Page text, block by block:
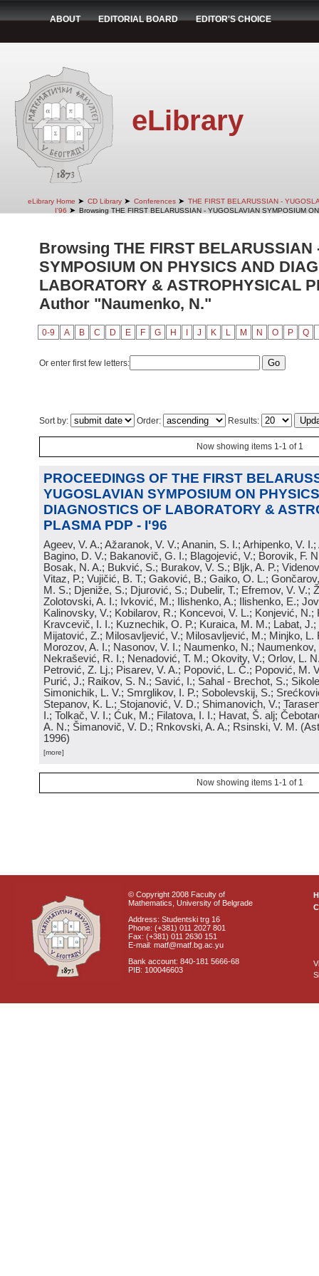
ABOUT EDITORIAL BOARD EDITOR'S CHOICE
eLibrary
eLibrary Home ➤ CD Library ➤ Conferences ➤ THE FIRST BELARUSSIAN -
I'96 ➤ Browsing THE FIRST BELARUSSIAN - YUGOSLAVIAN SYMPOSIUM
Browsing THE FIRST BELARUSSIAN
SYMPOSIUM ON PHYSICS AND
LABORATORY & ASTROPHYSICAL
Author "Naumenko, N."
0-9 A B C D E F G H J K L M N O P Q
Or enter first few letters:
Sort by: Order: Results:
Now showing items 1-1 of 1
PROCEEDINGS OF THE FIRST
YUGOSLAVIAN SYMPOSIUM ON
DIAGNOSTICS OF LABORATORY &
PLASMA PDP - I'96
Ageev, V. A.; Ažaranok, V. V.; Ananin, S. I.; Arhipenko, V.
Bagino, D. V.; Bakanovič, G. I.; Blagojević, V.; Borovik, F.
Bosak, N. A.; Bukvić, S.; Burakov, V. S.; Bljk, A. P.;
Vitaz, P.; Vujičić, B. T.; Gaković, B.; Gaiko, O. L.;
M. S.; Djeniže, S.; Djurović, S.; Dubelir, T.; Efremov, V. V.;
Zolotovski, A. I.; Ivković, M.; Ilishenko, A.; Ilishenko, E.;
Kalinovsky, V.; Kobilarov, R.; Koncevoi, V. L.; Konjević, N.;
Kravcevič, I. I.; Kuznechik, O. P.; Kuraica, M. M.; Labat,
Mijatović, Z.; Milosavljević, V.; Milosavljević, M.; Minjko, L.
Morozov, A. I.; Nasonov, V. I.; Naumenko, N.; Naumenkov,
Nekrašević, R. I.; Nenadović, T. M.; Okovity, V.; Orlov, L.
Petrović, Z. Lj.; Pisarev, V. A.; Popović, L. Č.; Popović, M.
Purić, J.; Raikov, S. N.; Savić, I.; Sahal - Brechot, S.;
Simonichik, L. V.; Smrglikov, I. P.; Sobolevskij, S.;
Stepanov, K. L.; Stojanović, V. D.; Shimanovich, V.;
I.; Tolkač, V. I.; Ćuk, M.; Filatova, I. I.; Havat, Š. alj;
A. N.; Šimanovič, V. D.; Rnkovski, A. A.; Rsinski, V. M. (
1996)
[more]
Now showing items 1-1 of 1
© Copyright 2008 Faculty of
Mathematics, University of Belgrade
Address: Studentski trg 16
Phone: (+381) 011 2027 801
Fax: (+381) 011 2630 151
E-mail: matf@matf.bg.ac.yu
Bank account: 840-181 5666-68
PIB: 100046603